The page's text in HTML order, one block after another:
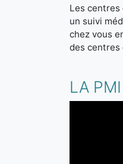
Les
un suivi
chez vous
des centres
LA